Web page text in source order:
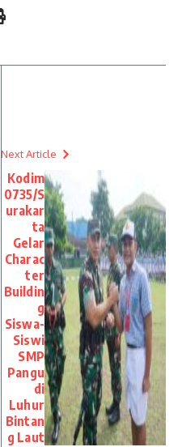
Next Article
Kodim
0735/S
urakar
ta
Gelar
Charac
ter
Buildin
g
Siswa-
Siswi
SMP
Pangu
di
Luhur
Bintan
g Laut